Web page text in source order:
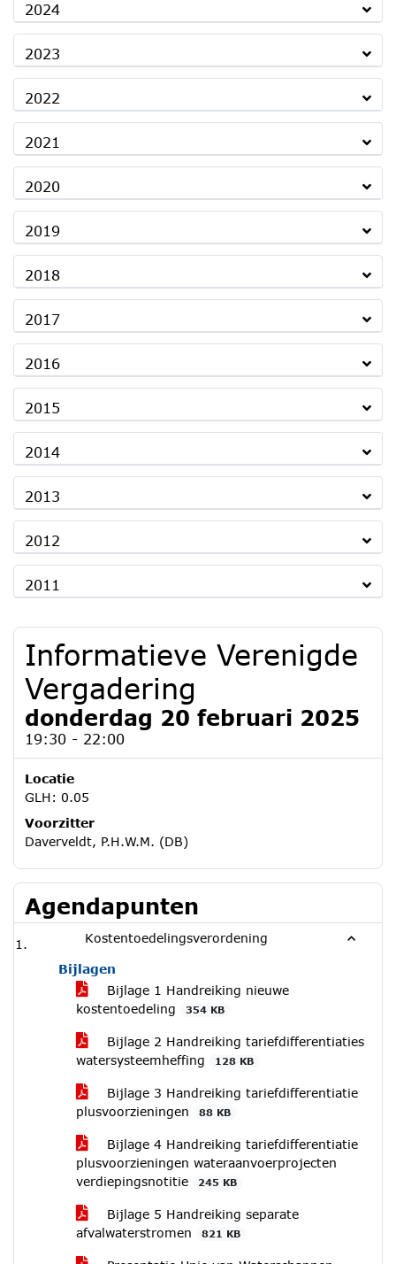
2024
2023
2022
2021
2020
2019
2018
2017
2016
2015
2014
2013
2012
2011
Informatieve Verenigde
Vergadering
donderdag 20 februari 2025
19:30 - 22:00
Locatie
GLH: 0.05
Voorzitter
Daverveldt, P.H.W.M. (DB)
Agendapunten
Kostentoedelingsverordening
Bijlagen
Bijlage 1 Handreiking nieuwe
kostentoedeling
354 KB
Bijlage 2 Handreiking tariefdifferentiaties
watersysteemheffing
128 KB
Bijlage 3 Handreiking tariefdifferentiatie
plusvoorzieningen
88 KB
Bijlage 4 Handreiking tariefdifferentiatie
plusvoorzieningen wateraanvoerprojecten
verdiepingsnotitie
245 KB
Bijlage 5 Handreiking separate
afvalwaterstromen
821 KB